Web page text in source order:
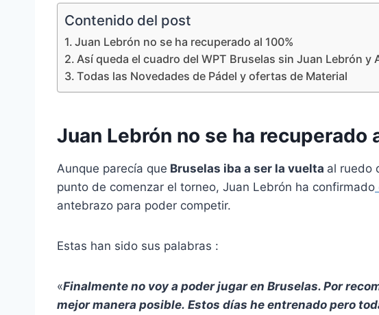
Contenido del post
Juan Lebrón no se ha recuperado al 100%
Así queda el cuadro del WPT Bruselas sin Juan Lebrón y
Todas las Novedades de Pádel y ofertas de Material
Juan Lebrón no se ha recuperado
Aunque parecía que Bruselas iba a ser la vuelta al ruedo
punto de comenzar el torneo, Juan Lebrón ha confirmado
antebrazo para poder competir.
Estas han sido sus palabras :
«Finalmente no voy a poder jugar en Bruselas. Por
mejor manera posible. Estos días he entrenado pero